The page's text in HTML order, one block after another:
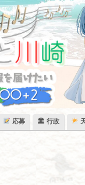
応募 🏛 行政